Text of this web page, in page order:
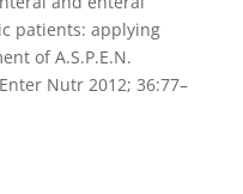
patients: applying
of A.S.P.E.N.
Nutr 2012; 36:77–